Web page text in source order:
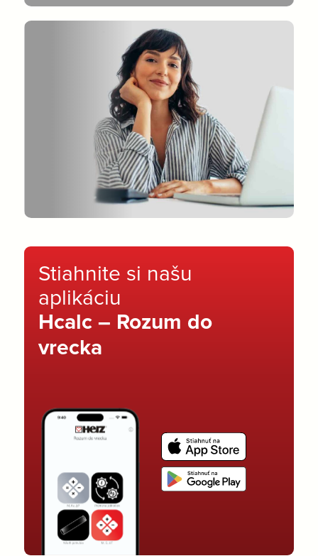
Stiahnite si našu
aplikáciu
Hcalc – Rozum do
vrecka